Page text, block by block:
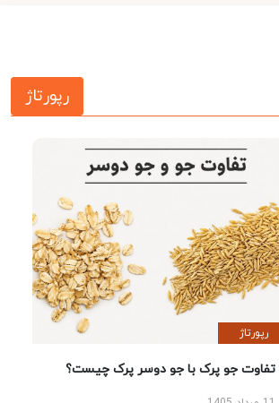
رپورتاژ
رپورتاژ
تفاوت جو پرک با جو دوسر پرک چیست؟